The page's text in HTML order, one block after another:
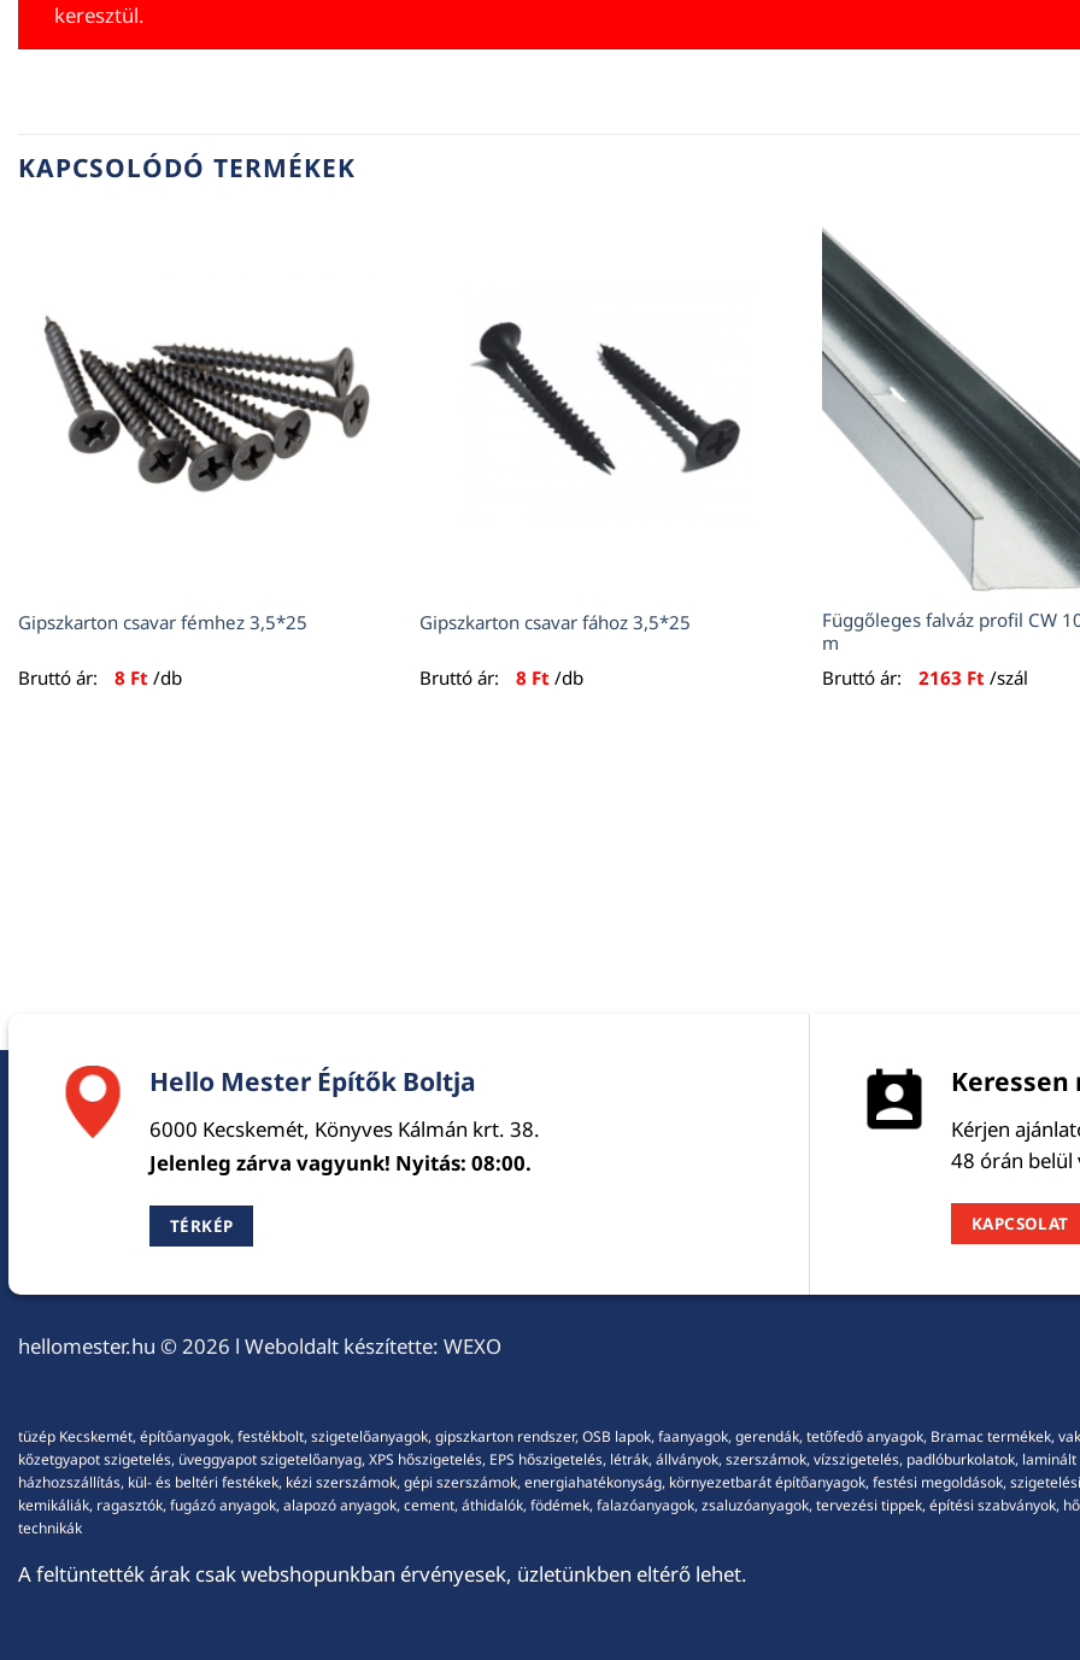
keresztül.
KAPCSOLÓDÓ TERMÉKEK
Gipszkarton csavar fémhez 3,5*25
Bruttó ár: 8 Ft /db
Gipszkarton csavar fához 3,5*25
Bruttó ár: 8 Ft /db
Függőleges falváz profil CW
m
Bruttó ár:
2163 Ft /szál
Hello Mester Építők Boltja
6000 Kecskemét, Könyves Kálmán krt. 38.
Jelenleg zárva vagyunk! Nyitás: 08:00.
TÉRKÉP
Kérjen
48 órán belül
KAPCSOLAT
hellomester.hu © 2026 l Weboldalt készítette: WEXO
tüzép Kecskemét, építőanyagok, festékbolt, szigetelőanyagok, gipszkarton rendszer, OSB lapok, faanyagok, gerendák, tetőfedő anyagok, Bramac termékek,
kőzetgyapot szigetelés, üveggyapot szigetelőanyag, XPS hőszigetelés, EPS hőszigetelés, létrák, állványok, szerszámok, vízszigetelés, padlóburkolatok,
házhozszállítás, kül- és beltéri festékek, kézi szerszámok, gépi szerszámok, energiahatékonyság, környezetbarát építőanyagok, festési megoldások,
kemikáliák, ragasztók, fugázó anyagok, alapozó anyagok, cement, áthidalók, födémek, falazóanyagok, zsaluzóanyagok, tervezési tippek, építési szabványok,
technikák
A feltüntették árak csak webshopunkban érvényesek, üzletünkben eltérő lehet.